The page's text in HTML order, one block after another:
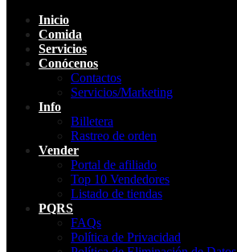
Inicio
Comida
Servicios
Conócenos
Contactos
Servicios/Marketing
Info
Billetera
Rastreo de orden
Vender
Portal de afiliado
Top 10 Vendedores
Listado de tiendas
PQRS
FAQs
Política de Privacidad